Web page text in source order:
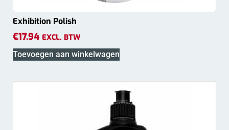
Exhibition Polish
€17.94 EXCL. BTW
Toevoegen aan winkelwagen